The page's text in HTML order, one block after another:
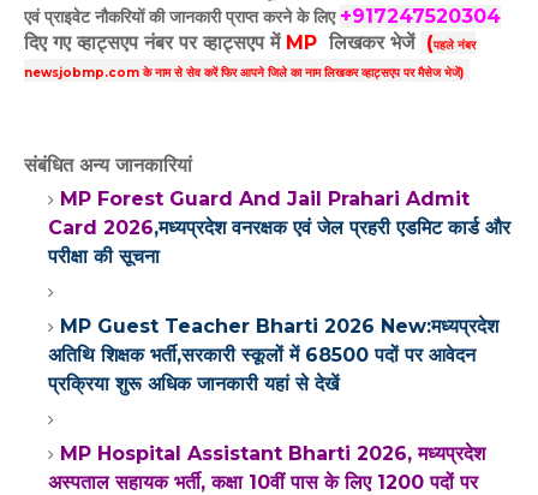
एवं प्राइवेट नौकरियों की जानकारी प्राप्त करने के लिए +917247520304
दिए गएव्हाट्सएपनंबर पर व्हाट्सएप में MP लिखकर भेजें (पहले नंबर
newsjobmp.com के नाम से सेव करें फिर आपनेजिले का नाम लिखकर व्हाट्सएप पर मैसेज भेजें)
संबंधित अन्य जानकारियां
MP Forest Guard And Jail Prahari Admit
Card 2026,मध्यप्रदेश वनरक्षक एवं जेल प्रहरी एडमिट कार्ड और
परीक्षा की सूचना
MP Guest Teacher Bharti 2026 New:मध्यप्रदेश
अतिथि शिक्षक भर्ती,सरकारी स्कूलों में 68500 पदों पर आवेदन
प्रक्रिया शुरू अधिक जानकारी यहां से देखें
MP Hospital Assistant Bharti 2026, मध्यप्रदेश
अस्पताल सहायक भर्ती, कक्षा 10वीं पास के लिए 1200 पदों पर